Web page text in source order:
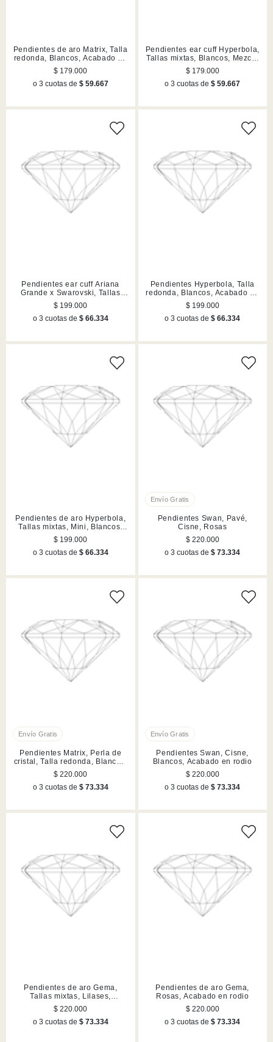
Pendientes de aro Matrix, Talla
redonda, Blancos, Acabado en
tono oro
$ 179.000
o 3 cuotas de $ 59.667
Pendientes ear cuff Hyperbola,
Tallas mixtas, Blancos, Mezcla
de acabados
$ 179.000
o 3 cuotas de$ 59.667
Pendientes ear cuff Ariana
Grande x Swarovski, Tallas
mixtas, Lilases, Acabado en
rodio
$ 199.000
o 3 cuotas de $ 66.334
Pendientes Hyperbola, Talla
redonda, Blancos, Acabado en
tono oro
$ 199.000
o 3 cuotas de$ 66.334
Pendientes de aro Hyperbola,
Tallas mixtas, Mini, Blancos,
Mezcla de acabados
$ 199.000
o 3 cuotas de $ 66.334
Pendientes Swan, Pavé,
Cisne, Rosas
$ 220.000
o 3 cuotas de$ 73.334
Pendientes Matrix, Perla de
cristal, Talla redonda, Blancos,
Acabado en rodio
$ 220.000
o 3 cuotas de $ 73.334
Pendientes Swan, Cisne,
Blancos, Acabado en rodio
$ 220.000
o 3 cuotas de$ 73.334
Pendientes de aro Gema,
Tallas mixtas, Lilases,
Acabado en tono oro
$ 220.000
o 3 cuotas de $ 73.334
Pendientes de aro Gema,
Rosas, Acabado en rodio
$ 220.000
o 3 cuotas de$ 73.334